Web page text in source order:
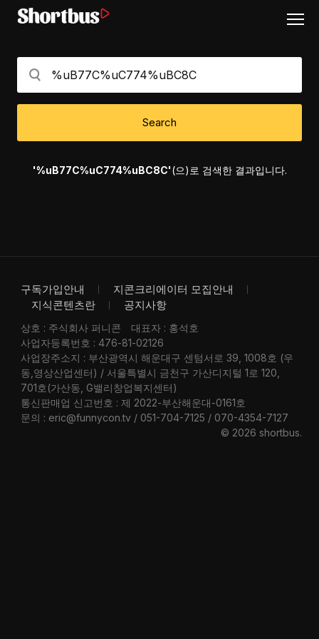
Search
'%uB77C%uC774%uBC8C'(으)로 검색한 결과입니다.
구독가입안내
지콘크리에이터 모집안내
지식콘텐츠란
공지사항
상호 : 주식회사 퍼니콘
대표자 : 홍석호
사업자등록번호 : 476-81-02126
사업장주소지 : 부산광역시 해운대구 센텀서로 39, 1008호 (우
동,영상산업센터) / 서울특별시 금천구 가산디지털 1로 120,
701호(가산동, G밸리창업복지센터)
통신판매업 신고번호 : 제 2022-부산해운대-0161호
문의 : eric@funnycon.tv / 051-704-7125 / 070-4354-7127
© 2026 shortbus.